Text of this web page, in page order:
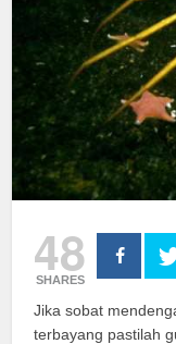
48
SHARES
Jika sobat
terbayang pastilah